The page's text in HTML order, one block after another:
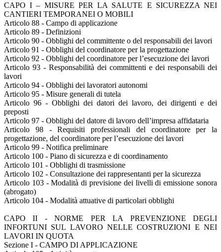
CAPO I – MISURE PER LA SALUTE E SICUREZZA NEI
CANTIERI TEMPORANEI O MOBILI
Articolo 88 - Campo di applicazione
Articolo 89 - Definizioni
Articolo 90 - Obblighi del committente o del responsabili dei lavori
Articolo 91 - Obblighi del coordinatore per la progettazione
Articolo 92 - Obblighi del coordinatore per l’esecuzione dei lavori
Articolo 93 - Responsabilità dei committenti e dei responsabili dei
lavori
Articolo 94 - Obblighi dei lavoratori autonomi
Articolo 95 - Misure generali di tutela
Articolo 96 - Obblighi dei datori dei lavoro, dei dirigenti e dei
preposti
Articolo 97 - Obblighi del datore di lavoro dell’impresa affidataria
Articolo 98 - Requisiti professionali del coordinatore per la
progettazione, del coordinatore per l’esecuzione dei lavori
Articolo 99 - Notifica preliminare
Articolo 100 - Piano di sicurezza e di coordinamento
Articolo 101 - Obblighi di trasmissione
Articolo 102 - Consultazione dei rappresentanti per la sicurezza
Articolo 103 - Modalità di previsione dei livelli di emissione sonora
(abrogato)
Articolo 104 - Modalità attuative di particolari obblighi
CAPO II - NORME PER LA PREVENZIONE DEGLI
INFORTUNI SUL LAVORO NELLE COSTRUZIONI E NEI
LAVORI IN QUOTA
Sezione I - CAMPO DI APPLICAZIONE